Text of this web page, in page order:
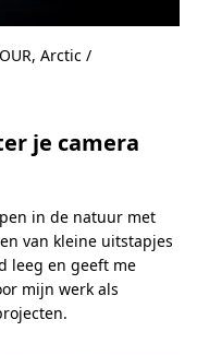
Arctic /
je camera
in de natuur met
van kleine uitstapjes
leeg en geeft me
mijn werk als